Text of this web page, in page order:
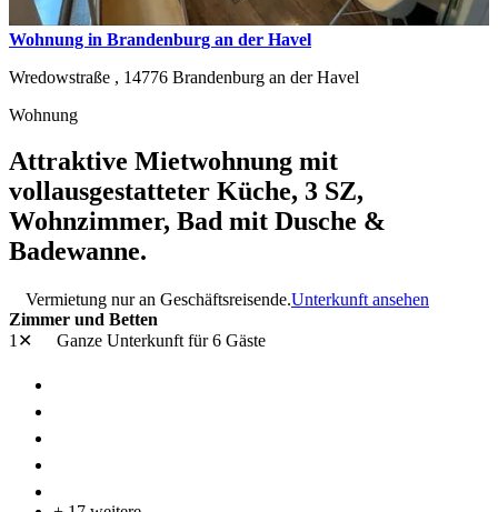
Wohnung in Brandenburg an der Havel
Wredowstraße , 14776 Brandenburg an der Havel
Wohnung
Attraktive Mietwohnung mit
vollausgestatteter Küche, 3 SZ,
Wohnzimmer, Bad mit Dusche &
Badewanne.
Vermietung nur an Geschäftsreisende.Unterkunft ansehen
Zimmer und Betten
1✕
Ganze Unterkunft für 6 Gäste